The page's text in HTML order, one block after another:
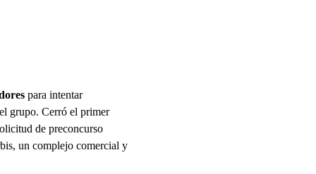
para intentar
grupo. Cerró el primer
de preconcurso
un complejo comercial y